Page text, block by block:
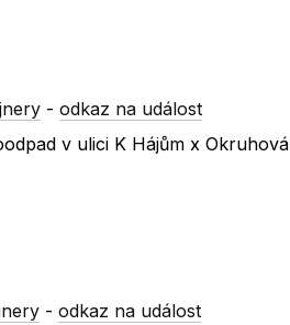
-odkaz na událost
v ulici K Hájům x Okruhová
-odkaz na událost